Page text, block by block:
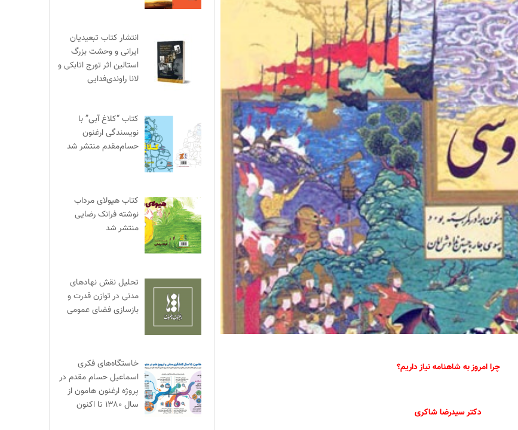
چرا امروز به شاهنامه نیاز داریم؟
دکتر سیدرضا شاکری
انتشار کتاب تبعیدیان
ایرانی و وحشت بزرگ
استالین اثر تورج اتابکی و
لانا راوندی‌فدایی
کتاب “کلاغ آبی” با
نویسندگی ارغنون
حسام‌مقدم منتشر شد
کتاب هیولای مرداب
نوشته فرانک رضایی
منتشر شد
تحلیل نقش نهادهای
مدنی در توازن قدرت و
بازسازی فضای عمومی
خاستگاه‌های فکری
اسماعیل حسام مقدم در
پروژه ارغنون هامون از
سال ۱۳۸۰ تا اکنون